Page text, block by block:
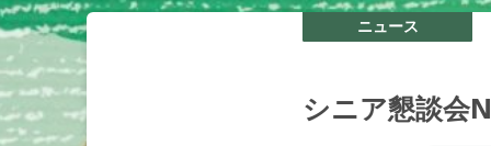
ニュース
シニア懇談会